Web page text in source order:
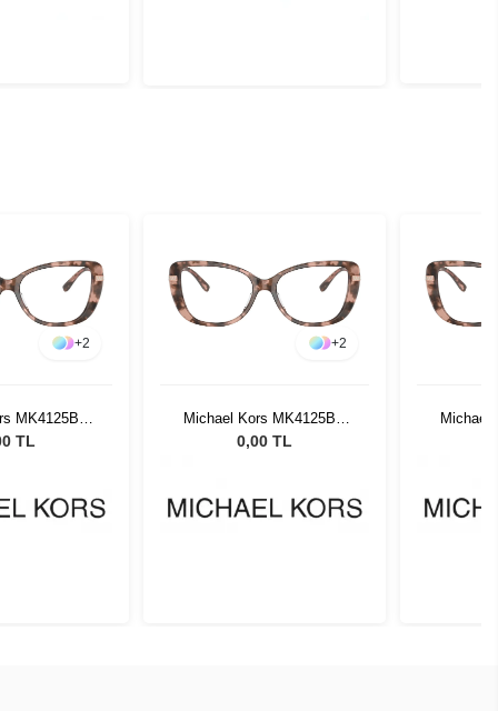
+2
MK4125BU
54
TL
+2
Michael Kors MK4125BU
3009 54
0,00 TL
Michael